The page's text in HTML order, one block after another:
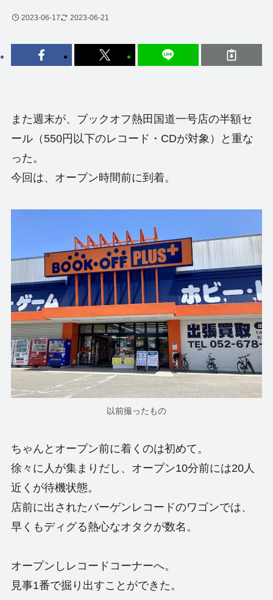
2023-06-17 2023-06-21
また週末が、ブックオフ熱田国道一号店の半額セ
ール（550円以下のレコード・CDが対象）と重な
った。
今回は、オープン時間前に到着。
以前撮ったもの
ちゃんとオープン前に着くのは初めて。
徐々に人が集まりだし、オープン10分前には20人
近くが待機状態。
店前に出されたバーゲンレコードのワゴンでは、
早くもディグる熱心なオタクが数名。
オープンしレコードコーナーへ。
見事1番で掘り出すことができた。